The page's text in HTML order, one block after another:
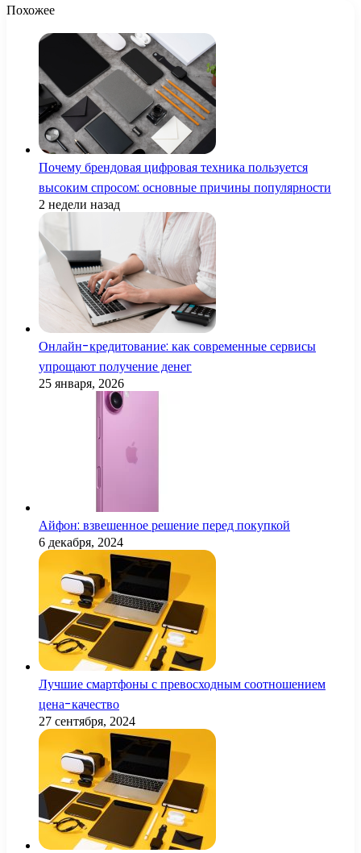
Похожее
Почему брендовая цифровая техника пользуется
высоким спросом: основные причины популярности
2 недели назад
Онлайн-кредитование: как современные сервисы
упрощают получение денег
25 января, 2026
Айфон: взвешенное решение перед покупкой
6 декабря, 2024
Лучшие смартфоны с превосходным соотношением
цена-качество
27 сентября, 2024